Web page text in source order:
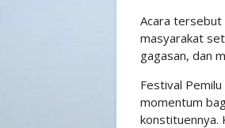
Acara tersebut
masyarakat
gagasan, dan
Festival
momentum
konstituennya.